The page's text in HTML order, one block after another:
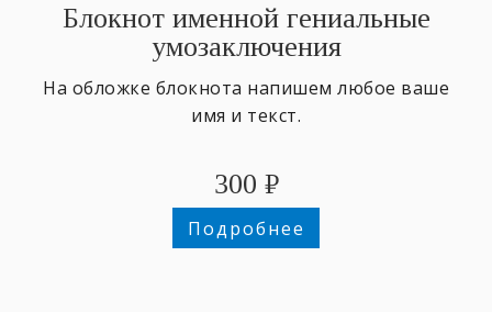
Блокнот именной гениальные
умозаключения
На обложке блокнота напишем любое ваше
имя и текст.
300 ₽
Подробнее